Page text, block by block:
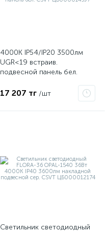
4000К IP54/IP20 3500лм
UGR<19 встраив.
подвесной панель бел.
17 207 тг /шт
Светильник светодиодный